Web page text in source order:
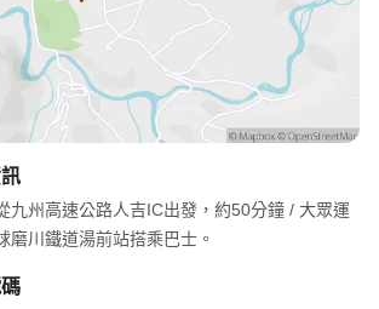
九州高速公路人吉IC出發，約50分鐘 / 大眾運
磨川鐵道湯前站搭乘巴士。